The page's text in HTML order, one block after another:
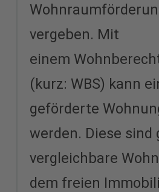
vergeben. Mit
einem
(kurz: WBS) kann
geförderte
werden. Diese sind
vergleichbare
dem freien